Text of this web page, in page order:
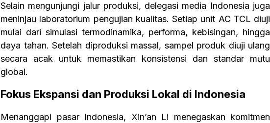
Selain mengunjungi jalur produksi, delegasi media Indonesia juga
meninjau laboratorium pengujian kualitas. Setiap unit AC TCL diuji
mulai dari simulasi termodinamika, performa, kebisingan, hingga
daya tahan. Setelah diproduksi massal, sampel produk diuji ulang
secara acak untuk memastikan konsistensi dan standar mutu
global.
Fokus Ekspansi dan Produksi Lokal di Indonesia
Menanggapi pasar Indonesia, Xin’an Li menegaskan komitmen